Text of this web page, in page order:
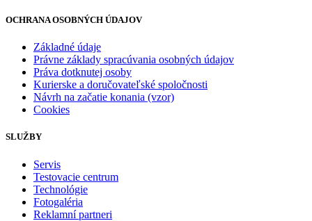
OCHRANA OSOBNÝCH ÚDAJOV
Základné údaje
Právne základy spracúvania osobných údajov
Práva dotknutej osoby
Kurierske a doručovateľské spoločnosti
Návrh na začatie konania (vzor)
Cookies
SLUŽBY
Servis
Testovacie centrum
Technológie
Fotogaléria
Reklamní partneri